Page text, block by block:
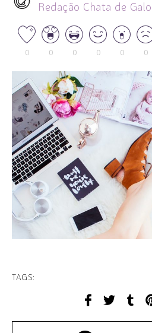
Redação Chata de
0 0 0 0 0 0
TAGS: